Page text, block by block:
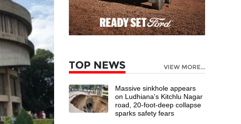
TOP NEWS VIEW MORE...
Massive sinkhole appears
on Ludhiana's Kitchlu Nagar
road, 20-foot-deep collapse
sparks safety fears